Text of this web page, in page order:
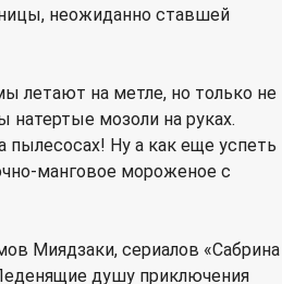
неожиданно ставшей
летают на метле, но только не
натертые мозоли на руках.
Ну а как еще успеть
манговое мороженое с
Миядзаки, сериалов «Сабрина
душу приключения